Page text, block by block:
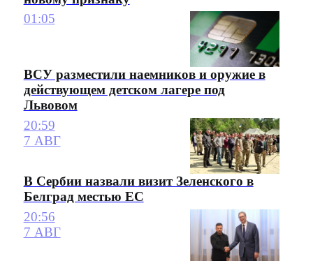
01:05
ВСУ разместили наемников и оружие в
действующем детском лагере под
Львовом
20:59
7 АВГ
В Сербии назвали визит Зеленского в
Белград местью ЕС
20:56
7 АВГ